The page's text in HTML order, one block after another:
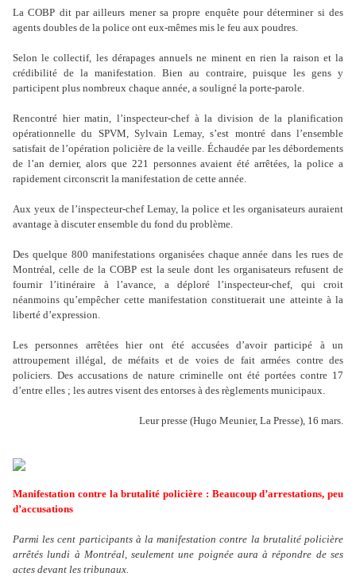
La COBP dit par ailleurs mener sa propre enquête pour déterminer si des
agents doubles de la police ont eux-mêmes mis le feu aux poudres.
Selon le collectif, les dérapages annuels ne minent en rien la raison et la
crédibilité de la manifestation. Bien au contraire, puisque les gens y
participent plus nombreux chaque année, a souligné la porte-parole.
Rencontré hier matin, l’inspecteur-chef à la division de la planification
opérationnelle du SPVM, Sylvain Lemay, s’est montré dans l’ensemble
satisfait de l’opération policière de la veille. Échaudée par les débordements
de l’an dernier, alors que 221 personnes avaient été arrêtées, la police a
rapidement circonscrit la manifestation de cette année.
Aux yeux de l’inspecteur-chef Lemay, la police et les organisateurs auraient
avantage à discuter ensemble du fond du problème.
Des quelque 800 manifestations organisées chaque année dans les rues de
Montréal, celle de la COBP est la seule dont les organisateurs refusent de
fournir l’itinéraire à l’avance, a déploré l’inspecteur-chef, qui croit
néanmoins qu’empêcher cette manifestation constituerait une atteinte à la
liberté d’expression.
Les personnes arrêtées hier ont été accusées d’avoir participé à un
attroupement illégal, de méfaits et de voies de fait armées contre des
policiers. Des accusations de nature criminelle ont été portées contre 17
d’entre elles ; les autres visent des entorses à des règlements municipaux.
Leur presse (Hugo Meunier, La Presse), 16 mars.
Manifestation contre la brutalité policière : Beaucoup d’arrestations, peu
d’accusations
Parmi les cent participants à la manifestation contre la brutalité policière
arrêtés lundi à Montréal, seulement une poignée aura à répondre de ses
actes devant les tribunaux.